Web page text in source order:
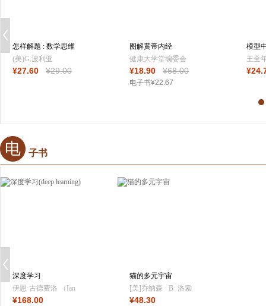
怎样解题 : 数学思维
的新方法（新
(美)G.波利亚
¥27.60 ¥29.00
图解黄帝内经
健康大学堂编委会
编著 凤凰含章出品
¥18.90 ¥68.00
电子书¥22.67
模型
演化
王全
¥24
电 子书
深度学习
(deep learning)
伊恩·古德费洛 （Ian
Goodfellow）, 约书
¥168.00
猫的多元宇宙
[美]乔纳森 · B· 洛索
斯
¥48.30